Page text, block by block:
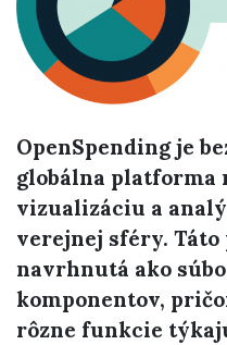
OpenSpending je
globálna platforma
vizualizáciu a
verejnej sféry.
navrhnutá ako
komponentov,
rôzne funkcie